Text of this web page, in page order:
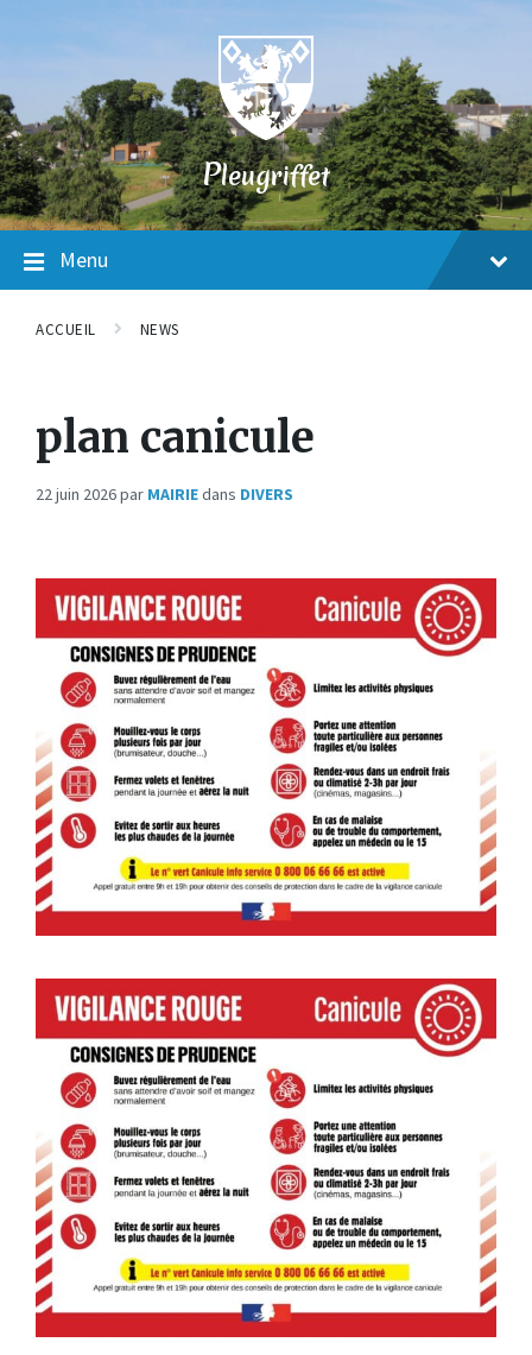
Pleugriffet
Menu
ACCUEIL NEWS
plan canicule
22 juin 2026par MAIRIEdans DIVERS